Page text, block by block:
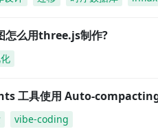
怎么用three.js制作?
工具使用 Auto-
vibe-coding